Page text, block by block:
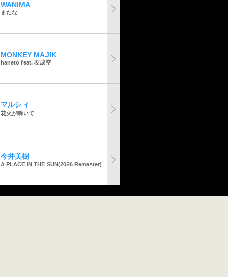
WANIMA
またな
MONKEY MAJIK
haneto feat. 友成空
マルシィ
花火が瞬いて
今井美樹
A PLACE IN THE SUN(2026 Remaster)